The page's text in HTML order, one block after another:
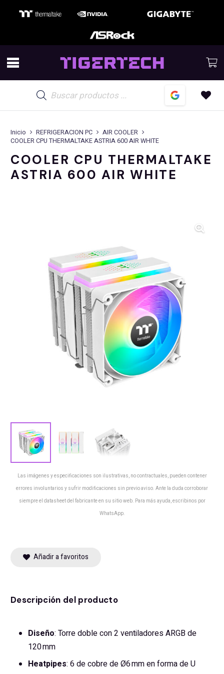
de
productos
Inicio REFRIGERACION PC
AIR COOLER
COOLER CPU THERMALTAKE ASTRIA 600 AIR WHITE
COOLER CPU THERMALTAKE
ASTRIA 600 AIR WHITE
Las imágenes y especificaciones son ilustrativas, no contractuales, pueden contener
errores involuntarios y sufrir modificaciones sin previo aviso. Ante la duda corroborar
siempre el datasheet del fabricante en su sitio web. Para más ayuda, escribinos por
WhatsApp.
Añadir a favoritos
Descripción del producto
Diseño: Torre doble con 2 ventiladores ARGB de
120 mm
Heatpipes: 6 de cobre de Ø6 mm en forma de U